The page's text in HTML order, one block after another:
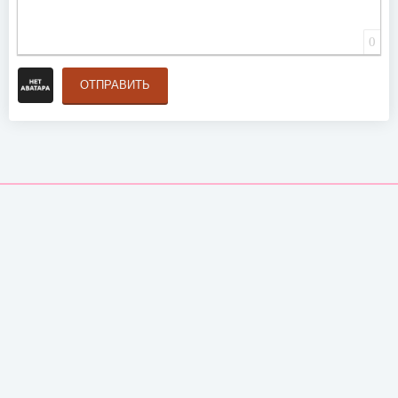
0
ОТПРАВИТЬ